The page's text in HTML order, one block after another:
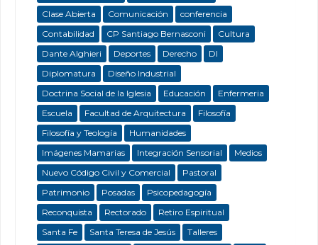
Clase Abierta
Comunicación
conferencia
Contabilidad
CP Santiago Bernasconi
Cultura
Dante Alghieri
Deportes Derecho
DI
Diplomatura
Diseño Industrial
Doctrina Social de la Iglesia
Educación
Enfermeria
Escuela
Facultad de Arquitectura
Filosofía
Filosofía y Teología
Humanidades
Imágenes Mamarias
Integración Sensorial
Medios
Nuevo Código Civil y Comercial
Pastoral
Patrimonio
Posadas
Psicopedagogía
Reconquista
Rectorado
Retiro Espiritual
Santa Fe
Santa Teresa de Jesús
Talleres